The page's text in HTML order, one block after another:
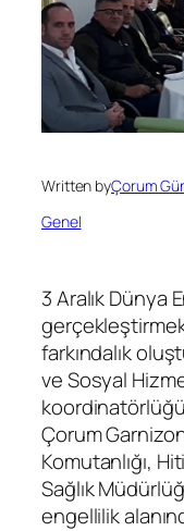
Written byÇorum
Genel
3 Aralık Dünya
farkındalık
ve Sosyal
Çorum
Komutanlığı,
Sağlık
engellilik